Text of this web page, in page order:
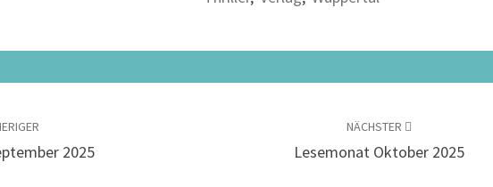
2025
NÄCHSTER
Lesemonat Oktober 2025